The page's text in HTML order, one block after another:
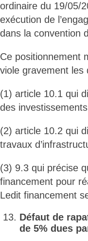
ordinaire du 19/05/
exécution de
dans la convention
Ce positionnement
viole gravement les
(1) article 10.1 qui
des
(2) article 10.2 qui
travaux
(3) 9.3 qui précise
financement pour
Ledit financement
Défaut de
de 5% dues